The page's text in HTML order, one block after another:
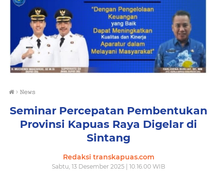
› 𝙽𝚎𝚠𝚜
Seminar Percepatan Pembentukan
Provinsi Kapuas Raya Digelar di
Sintang
Redaksi transkapuas.com
Sabtu, 13 Desember 2025 | 10.16.00 WIB